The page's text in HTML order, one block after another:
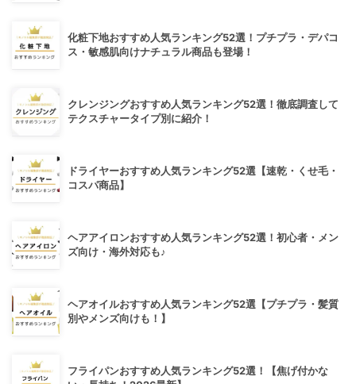
化粧下地おすすめ人気ランキング52選！プチプラ・デパコ
ス・敏感肌向けナチュラル商品も登場！
クレンジングおすすめ人気ランキング52選！徹底調査して
テクスチャータイプ別に紹介！
ドライヤーおすすめ人気ランキング52選【速乾・くせ毛・
コスパ商品】
ヘアアイロンおすすめ人気ランキング52選！初心者・メン
ズ向け・海外対応も♪
ヘアオイルおすすめ人気ランキング52選【プチプラ・髪質
別やメンズ向けも！】
フライパンおすすめ人気ランキング52選！【焦げ付かな